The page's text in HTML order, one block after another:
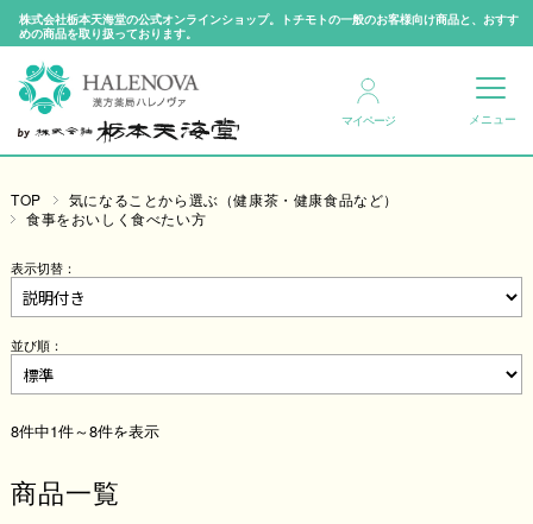
株式会社栃本天海堂の公式オンラインショップ。トチモトの一般のお客様向け商品と、おすす
めの商品を取り扱っております。
マイページ
TOP
気になることから選ぶ（健康茶・健康食品など）
食事をおいしく食べたい方
表示切替：
並び順：
8件中1件～8件を表示
商品一覧